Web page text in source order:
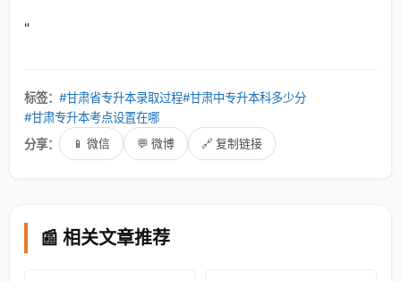
"
标签： #甘肃省专升本录取过程#甘肃中专升本科多少分
#甘肃专升本考点设置在哪
分享：
📱 微信 💬 微博 🔗 复制链接
📰 相关文章推荐